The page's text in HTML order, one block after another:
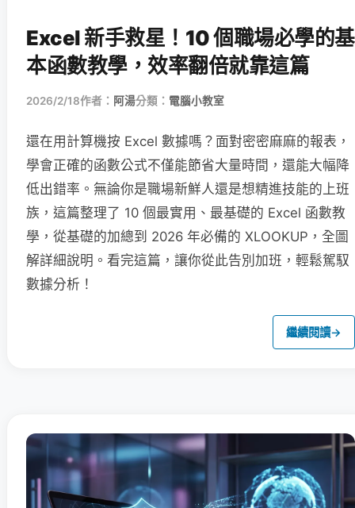
Excel 新手救星！10 個職場必學的基
本函數教學，效率翻倍就靠這篇
2026/2/18作者： 阿湯分類： 電腦小教室
還在用計算機按 Excel 數據嗎？面對密密麻麻的報表，
學會正確的函數公式不僅能節省大量時間，還能大幅降
低出錯率。無論你是職場新鮮人還是想精進技能的上班
族，這篇整理了 10 個最實用、最基礎的 Excel 函數教
學，從基礎的加總到 2026 年必備的 XLOOKUP，全圖
解詳細說明。看完這篇，讓你從此告別加班，輕鬆駕馭
數據分析！
繼續閱讀→